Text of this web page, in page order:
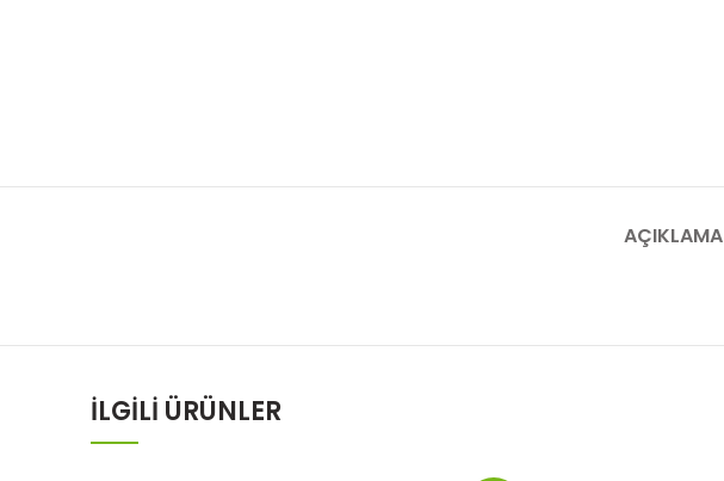
AÇIKLAMA
İLGILI ÜRÜNLER